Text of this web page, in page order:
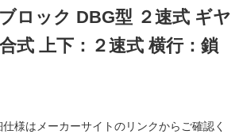
ロック DBG型 ２速式 ギヤ
式 上下：２速式 横行：鎖
仕様はメーカーサイトのリンクからご確認く